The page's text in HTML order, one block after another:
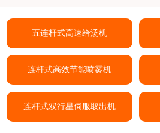
五连杆式高速给汤机
连杆式高效节能喷雾机
连杆式双行星伺服取出机